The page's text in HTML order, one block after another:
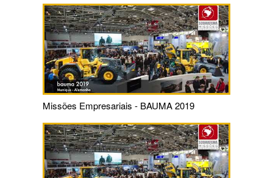
Missões Empresariais - BAUMA 2019